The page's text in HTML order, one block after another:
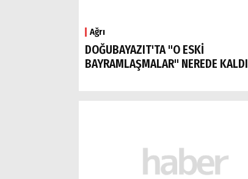
Ağrı
DOĞUBAYAZIT'TA "O ESKİ
BAYRAMLAŞMALAR" NEREDE KALDI